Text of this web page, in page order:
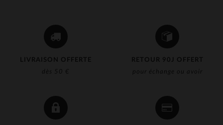
LIVRAISON OFFERTE
dès 50 €
RETOUR 90J OFFERT
pour échange ou avoir